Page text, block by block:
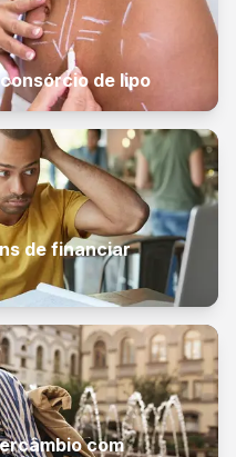
de lipo
de financiar
com